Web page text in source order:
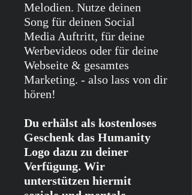
Melodien. Nutze deinen
Song für deinen Social
Media Auftritt, für deine
Werbevideos oder für deine
Webseite & gesamtes
Marketing. - also lass von dir
hören!
Du erhälst als kostenloses
Geschenk das Humanity
Logo dazu zu deiner
Verfügung. Wir
unterstützen hiermit